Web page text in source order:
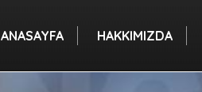
ANASAYFA HAKKIMIZDA